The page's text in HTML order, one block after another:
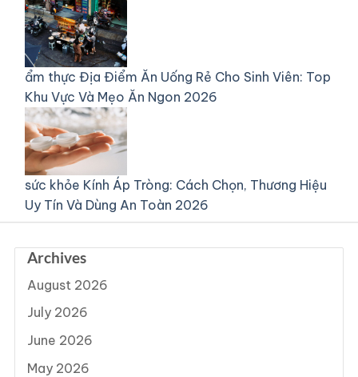
ẩm thực Địa Điểm Ăn Uống Rẻ Cho Sinh Viên: Top
Khu Vực Và Mẹo Ăn Ngon 2026
sức khỏe Kính Áp Tròng: Cách Chọn, Thương Hiệu
Uy Tín Và Dùng An Toàn 2026
Archives
August 2026
July 2026
June 2026
May 2026